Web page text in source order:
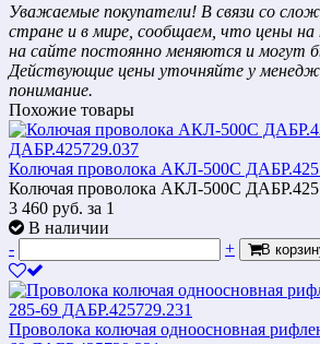
Уважаемые покупатели! В связи со
стране и в мире, сообщаем, что цены на
на сайте постоянно меняются и могут
Действующие цены уточняйте у
понимание.
Похожие товары
Колючая проволока АКЛ-500С
Колючая проволока АКЛ-500С
3 460 руб. за 1
В наличии
-
+ В
Проволока колючая одноосновная